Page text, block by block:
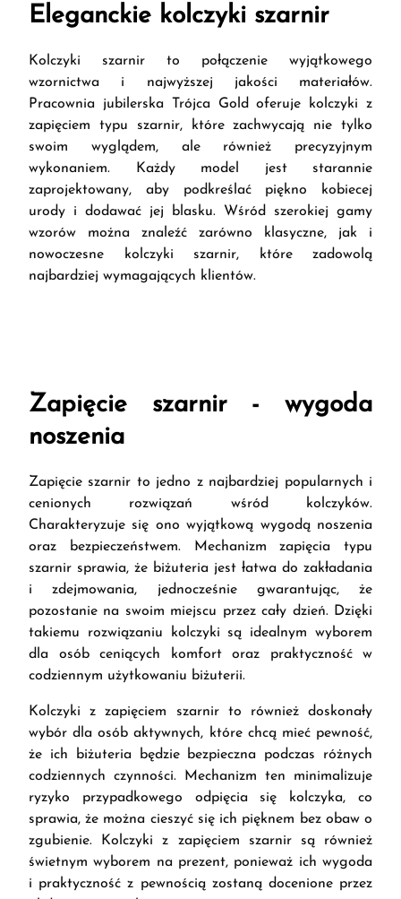
Eleganckie kolczyki szarnir
Kolczyki szarnir to połączenie wyjątkowego
wzornictwa i najwyższej jakości materiałów.
Pracownia jubilerska Trójca Gold oferuje kolczyki z
zapięciem typu szarnir, które zachwycają nie tylko
swoim wyglądem, ale również precyzyjnym
wykonaniem. Każdy model jest starannie
zaprojektowany, aby podkreślać piękno kobiecej
urody i dodawać jej blasku. Wśród szerokiej gamy
wzorów można znaleźć zarówno klasyczne, jak i
nowoczesne kolczyki szarnir, które zadowolą
najbardziej wymagających klientów.
Zapięcie szarnir - wygoda
noszenia
Zapięcie szarnir to jedno z najbardziej popularnych i
cenionych rozwiązań wśród kolczyków.
Charakteryzuje się ono wyjątkową wygodą noszenia
oraz bezpieczeństwem. Mechanizm zapięcia typu
szarnir sprawia, że biżuteria jest łatwa do zakładania
i zdejmowania, jednocześnie gwarantując, że
pozostanie na swoim miejscu przez cały dzień. Dzięki
takiemu rozwiązaniu kolczyki są idealnym wyborem
dla osób ceniących komfort oraz praktyczność w
codziennym użytkowaniu biżuterii.
Kolczyki z zapięciem szarnir to również doskonały
wybór dla osób aktywnych, które chcą mieć pewność,
że ich biżuteria będzie bezpieczna podczas różnych
codziennych czynności. Mechanizm ten minimalizuje
ryzyko przypadkowego odpięcia się kolczyka, co
sprawia, że można cieszyć się ich pięknem bez obaw o
zgubienie. Kolczyki z zapięciem szarnir są również
świetnym wyborem na prezent, ponieważ ich wygoda
i praktyczność z pewnością zostaną docenione przez